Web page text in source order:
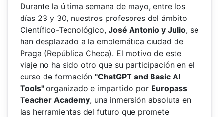
Durante la última semana de mayo, entre los
días 23 y 30, nuestros profesores del ámbito
Científico-Tecnológico, José Antonio y Julio, se
han desplazado a la emblemática ciudad de
Praga (República Checa). El motivo de este
viaje no ha sido otro que su participación en el
curso de formación "ChatGPT and Basic AI
Tools" organizado e impartido por Europass
Teacher Academy, una inmersión absoluta en
las herramientas del futuro que promete